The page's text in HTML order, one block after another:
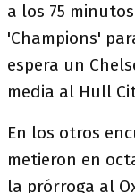
a los 75
'Champions'
espera un
media al Hull
En los otros
metieron en
la prórroga al